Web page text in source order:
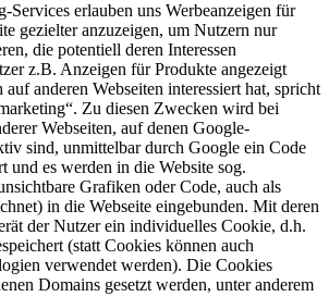
erlauben uns Werbeanzeigen für
gezielter anzuzeigen, um Nutzern nur
die potentiell deren Interessen
z.B. Anzeigen für Produkte angezeigt
anderen Webseiten interessiert hat, spricht
Zu diesen Zwecken wird bei
Webseiten, auf denen Google-
sind, unmittelbar durch Google ein Code
und es werden in die Website sog.
Grafiken oder Code, auch als
in die Webseite eingebunden. Mit deren
der Nutzer ein individuelles Cookie, d.h.
(statt Cookies können auch
verwendet werden). Die Cookies
Domains gesetzt werden, unter anderem